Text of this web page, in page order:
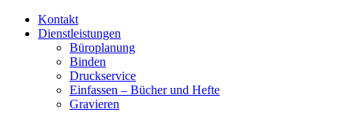
Kontakt
Dienstleistungen
Büroplanung
Binden
Druckservice
Einfassen – Bücher und Hefte
Gravieren